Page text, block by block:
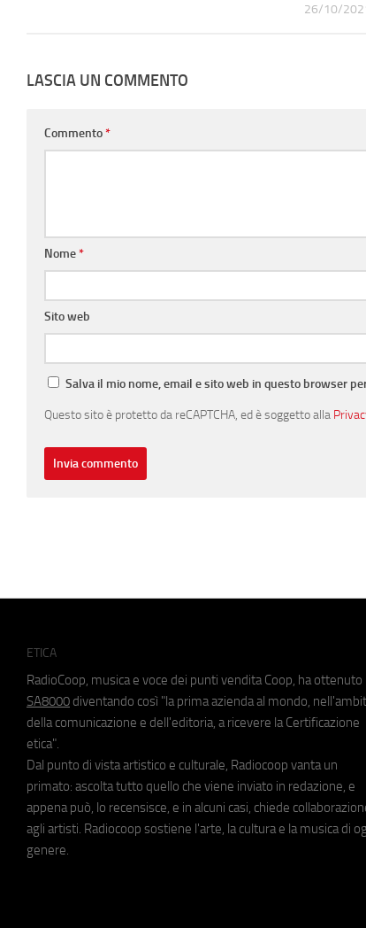
26/10/
LASCIA UN COMMENTO
Commento*
Nome*
Sito web
Salva il mio nome, email e sito web in questo browser
Questo sito è protetto da reCAPTCHA, ed è soggetto alla
ETICA
RadioCoop, musica e voce dei punti vendita Coop, ha ottenuto
SA8000 diventando così "la prima azienda al mondo,
della comunicazione e dell'editoria, a ricevere la Certificazione
etica".
Dal punto di vista artistico e culturale, Radiocoop vanta un
primato: ascolta tutto quello che viene inviato in redazione, e
appena può, lo recensisce, e in alcuni casi, chiede
agli artisti. Radiocoop sostiene l'arte, la cultura e la musica di
genere.